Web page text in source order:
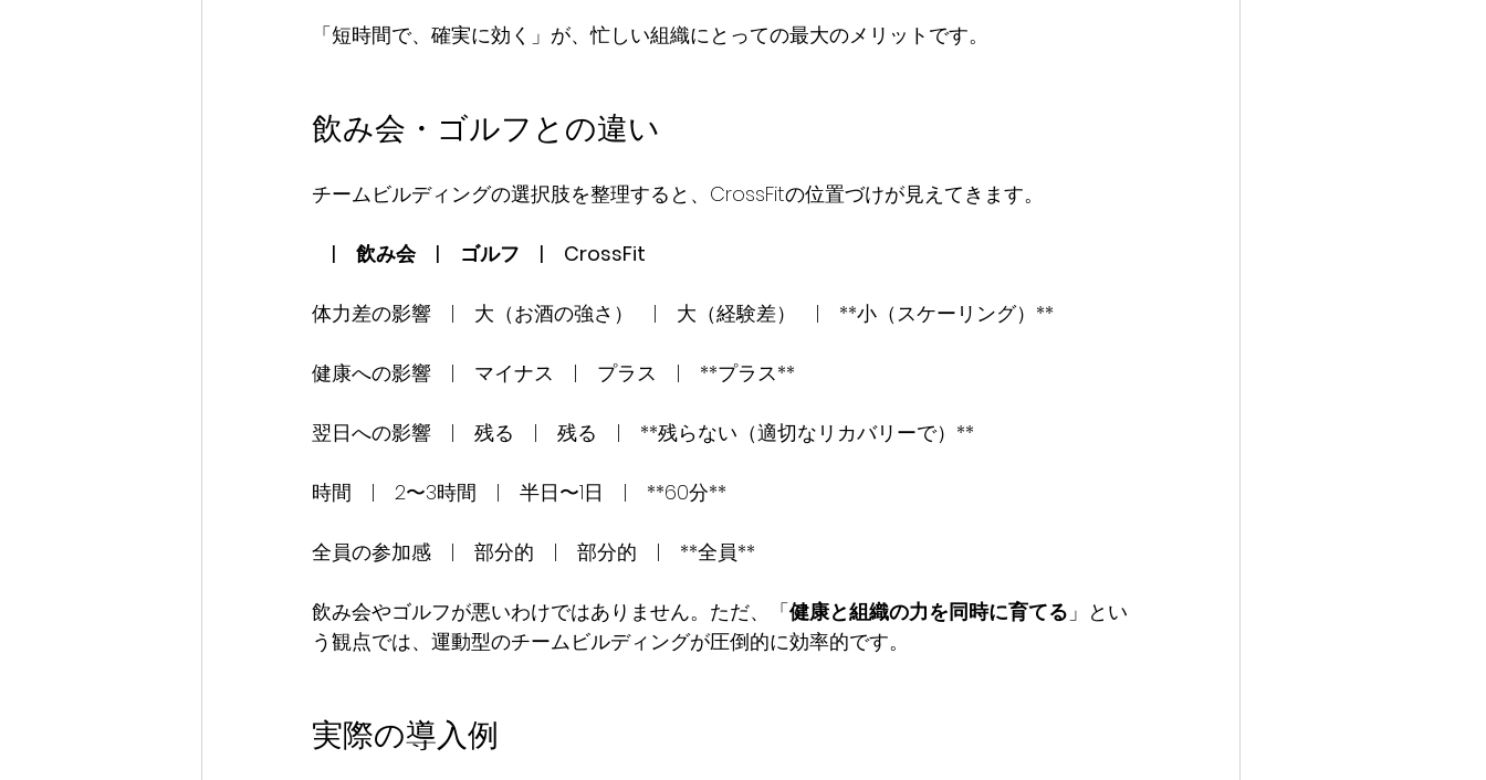
「短時間で、確実に効く」が、忙しい組織にとっての最大のメリットです。
飲み会・ゴルフとの違い
チームビルディングの選択肢を整理すると、CrossFitの位置づけが見えてきます。
|　飲み会　|　ゴルフ　|　CrossFit
体力差の影響　|　大（お酒の強さ）　|　大（経験差）　|　**小（スケーリング）**
健康への影響　|　マイナス　|　プラス　|　**プラス**
翌日への影響　|　残る　|　残る　|　**残らない（適切なリカバリーで）**
時間　|　2〜3時間　|　半日〜1日　|　**60分**
全員の参加感　|　部分的　|　部分的　|　**全員**
飲み会やゴルフが悪いわけではありません。ただ、「健康と組織の力を同時に育てる 」とい
う観点では、運動型のチームビルディングが圧倒的に効率的です。
実際の導入例